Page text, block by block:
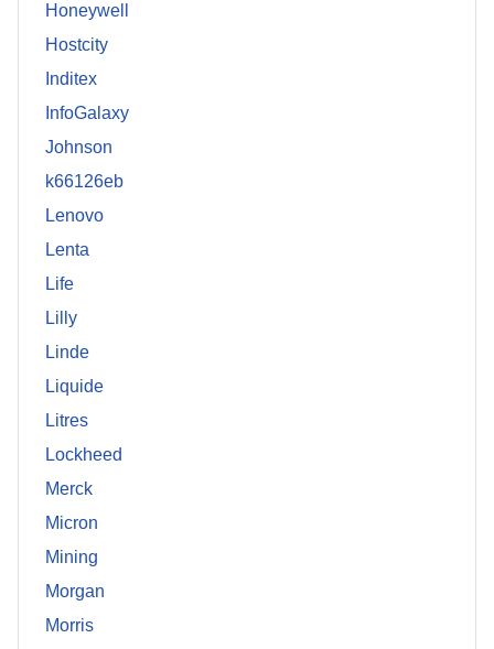
Honeywell
Hostcity
Inditex
InfoGalaxy
Johnson
k66126eb
Lenovo
Lenta
Life
Lilly
Linde
Liquide
Litres
Lockheed
Merck
Micron
Mining
Morgan
Morris